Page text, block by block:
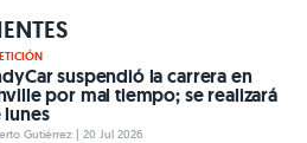
suspendió la carrera en
por mal tiempo; se realizará
lunes
Gutiérrez | 20 Jul 2026